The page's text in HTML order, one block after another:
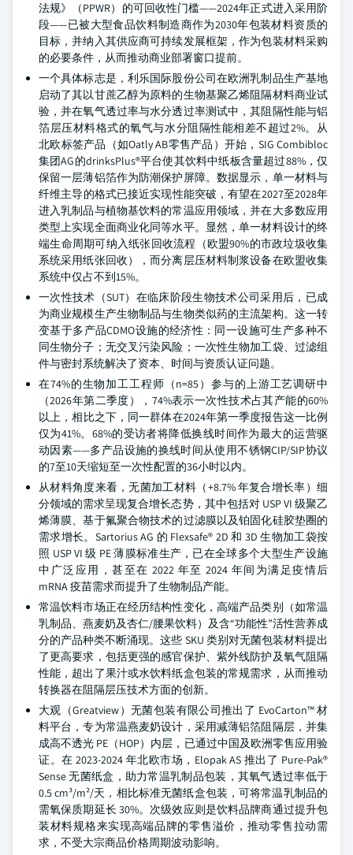
法规》（PPWR）的可回收性门槛——2024年正式进入采用阶
段——已被大型食品饮料制造商作为2030年包装材料资质的
目标，并纳入其供应商可持续发展框架，作为包装材料采购
的必要条件，从而推动商业部署窗口提前。
一个具体标志是，利乐国际股份公司在欧洲乳制品生产基地
启动了其以甘蔗乙醇为原料的生物基聚乙烯阻隔材料商业试
验，并在氧气透过率与水分透过率测试中，其阻隔性能与铝
箔层压材料格式的氧气与水分阻隔性能相差不超过2%。从
北欧标签产品（如Oatly AB零售产品）开始，SIG Combibloc
集团AG的drinksPlus®平台使其饮料中纸板含量超过88%，仅
保留一层薄铝箔作为防潮保护屏障。数据显示，单一材料与
纤维主导的格式已接近实现性能突破，有望在2027至2028年
进入乳制品与植物基饮料的常温应用领域，并在大多数应用
类型上实现全面商业化同等水平。显然，单一材料设计的终
端生命周期可纳入纸张回收流程（欧盟90%的市政垃圾收集
系统采用纸张回收），而分离层压材料制浆设备在欧盟收集
系统中仅占不到15%。
一次性技术（SUT）在临床阶段生物技术公司采用后，已成
为商业规模生产生物制品与生物类似药的主流架构。这一转
变基于多产品CDMO设施的经济性：同一设施可生产多种不
同生物分子；无交叉污染风险；一次性生物加工袋、过滤组
件与密封系统解决了资本、时间与资质认证问题。
在74%的生物加工工程师（n=85）参与的上游工艺调研中
（2026年第二季度），74%表示一次性技术占其产能的60%
以上，相比之下，同一群体在2024年第一季度报告这一比例
仅为41%。68%的受访者将降低换线时间作为最大的运营驱
动因素——多产品设施的换线时间从使用不锈钢CIP/SIP协议
的7至10天缩短至一次性配置的36小时以内。
从材料角度来看，无菌加工材料（+8.7% 年复合增长率）细
分领域的需求呈现复合增长态势，其中包括对 USP VI 级聚乙
烯薄膜、基于氟聚合物技术的过滤膜以及铂固化硅胶垫圈的
需求增长。Sartorius AG 的 Flexsafe® 2D 和 3D 生物加工袋按
照 USP VI 级 PE 薄膜标准生产，已在全球多个大型生产设施
中广泛应用，甚至在 2022 年至 2024 年间为满足疫情后
mRNA 疫苗需求而提升了生物制品产能。
常温饮料市场正在经历结构性变化，高端产品类别（如常温
乳制品、燕麦奶及杏仁/腰果饮料）及含“功能性”活性营养成
分的产品种类不断涌现。这些 SKU 类别对无菌包装材料提出
了更高要求，包括更强的感官保护、紫外线防护及氧气阻隔
性能，超出了果汁或水饮料纸盒包装的常规需求，从而推动
转换器在阻隔层压技术方面的创新。
大观（Greatview）无菌包装有限公司推出了 EvoCarton™ 材
料平台，专为常温燕麦奶设计，采用减薄铝箔阻隔层，并集
成高不透光 PE（HOP）内层，已通过中国及欧洲零售应用验
证。在 2023-2024 年北欧市场，Elopak AS 推出了 Pure-Pak®
Sense 无菌纸盒，助力常温乳制品包装，其氧气透过率低于
0.5 cm³/m²/天，相比标准无菌纸盒包装，可将常温乳制品的
需氧保质期延长 30%。次级效应则是饮料品牌商通过提升包
装材料规格来实现高端品牌的零售溢价，推动零售拉动需
求，不受大宗商品价格周期波动影响。